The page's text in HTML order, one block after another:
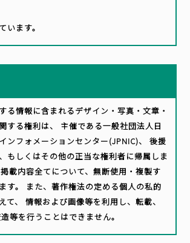
います。
る情報に含まれるデザイン・写真・文章・
する権利は、 主催である一般社団法人日
ンフォメーションセンター(JPNIC)、 後援
もしくはその他の正当な権利者に帰属しま
載内容全てについて、無断使用・複製す
す。 また、著作権法の定める個人の私的
て、 情報および画像等を利用し、転載、
等を行うことはできません。